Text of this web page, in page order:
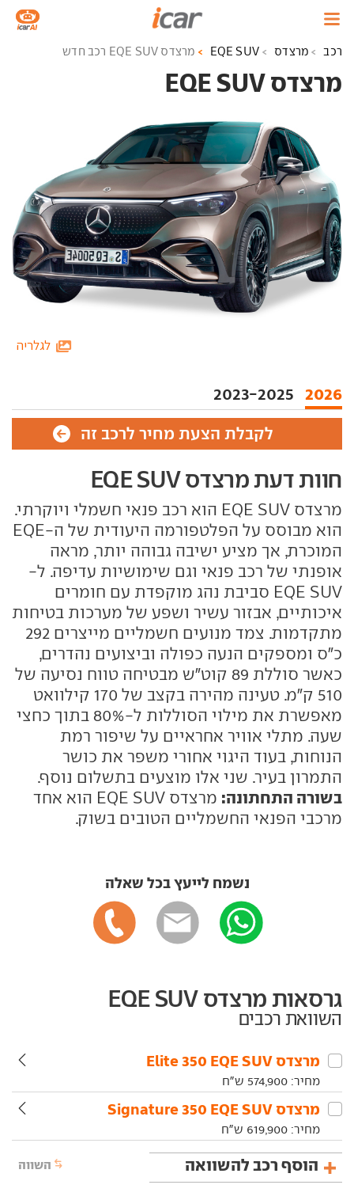
רכב מרצדס EQE SUV מרצדס EQE SUV רכב חדש
מרצדס EQE SUV ‏
2026
2023-2025
לגלריה
לקבלת הצעת מחיר לרכב זה
חוות דעת מרצדס EQE SUV
מרצדס EQE SUV הוא רכב פנאי חשמלי ויוקרתי.
הוא מבוסס על הפלטפורמה היעודית של ה-EQE
המוכרת, אך מציע ישיבה גבוהה יותר, מראה
אופנתי של רכב פנאי וגם שימושיות עדיפה. ל-
EQE SUV סביבת נהג מוקפדת עם חומרים
איכותיים, אבזור עשיר ושפע של מערכות בטיחות
מתקדמות. צמד מנועים חשמליים מייצרים 292
כ"ס ומספקים הנעה כפולה וביצועים נהדרים,
כאשר סוללת 89 קוט"ש מבטיחה טווח נסיעה של
510 ק"מ. טעינה מהירה בקצב של 170 קילוואט
מאפשרת את מילוי הסוללות ל-80% בתוך כחצי
שעה. מתלי אוויר אחראיים על שיפור רמת
הנוחות, בעוד היגוי אחורי משפר את כושר
התמרון בעיר. שני אלו מוצעים בתשלום נוסף.
בשורה התחתונה:
מרצדס EQE SUV הוא אחד
מרכבי הפנאי החשמליים הטובים בשוק.
נשמח לייעץ בכל שאלה
גרסאות מרצדס EQE SUV
השוואת רכבים
מרצדס‏ EQE SUV‏ 350 Elite
מחיר: 574,900 ש"ח
מרצדס‏ EQE SUV‏ 350 Signature
מחיר: 619,900 ש"ח
הוסף רכב להשוואה השווה